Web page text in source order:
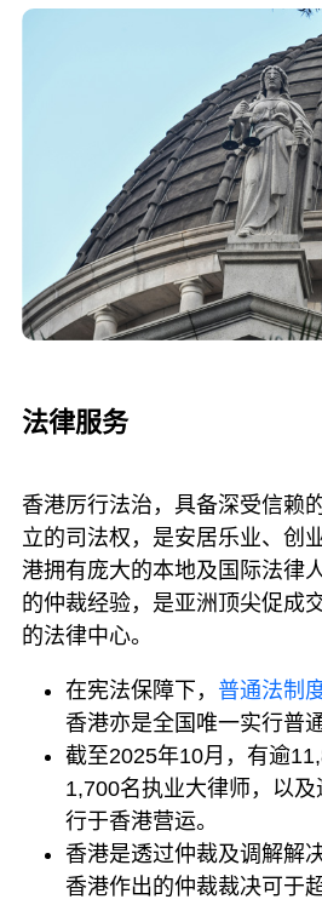
法律服务
香港厉行法治，具备深受信赖
立的司法权，是安居乐业、创
港拥有庞大的本地及国际法律
的仲裁经验，是亚洲顶尖促成
的法律中心。
在宪法保障下， 普通法制
香港亦是全国唯一实行普
截至2025年10月，有逾
1,700名执业大律师，以
行于香港营运。
香港是透过仲裁及调解解
香港作出的仲裁裁决可于